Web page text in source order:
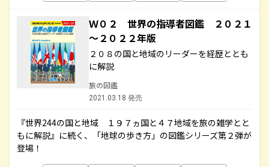
Ｗ０２ 世界の指導者図鑑 ２０２１
～２０２２年版
２０８の国と地域のリーダーを経歴ととも
に解説
旅の図鑑
2021.03.18 発売
『世界244の国と地域 １９７ヵ国と４７地域を旅の雑学とと
もに解説』に続く、「地球の歩き方」の図鑑シリーズ第２弾が
登場！